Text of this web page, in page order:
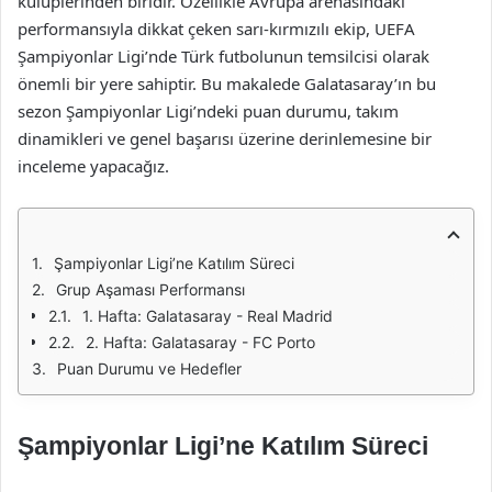
performansıyla dikkat çeken sarı-kırmızılı ekip, UEFA
Şampiyonlar Ligi’nde Türk futbolunun temsilcisi olarak
önemli bir yere sahiptir. Bu makalede Galatasaray’ın bu
sezon Şampiyonlar Ligi’ndeki puan durumu, takım
dinamikleri ve genel başarısı üzerine derinlemesine bir
inceleme yapacağız.
Şampiyonlar Ligi’ne Katılım Süreci
Grup Aşaması Performansı
1. Hafta: Galatasaray - Real Madrid
2. Hafta: Galatasaray - FC Porto
Puan Durumu ve Hedefler
Şampiyonlar Ligi’ne Katılım Süreci